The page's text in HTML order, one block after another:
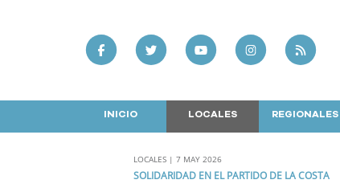
INICIO LOCALES REGIONALES
LOCALES | 7 MAY 2026
SOLIDARIDAD EN EL PARTIDO DE LA COSTA